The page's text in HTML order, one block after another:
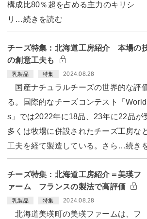
構成比80％超を占める主力のキリシ
リ…続きを読む
チーズ特集：北海道工房紹介 本場の
の創意工夫も
乳製品 特集 2024.08.28
国産ナチュラルチーズの世界的な評
る。国際的なチーズコンテスト「
s」では2022年に18品、23年に22品が
多くは牧場に併設されたチーズ工房な
工夫を経て製造している。さら…続き
チーズ特集：北海道工房紹介＝美瑛フ
ァーム フランスの製法で高評価
乳製品 特集 2024.08.28
北海道美瑛町の美瑛ファームは、フ